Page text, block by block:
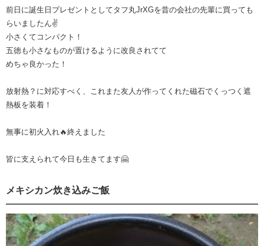
前日に誕生日プレゼントとしてタフ丸JrXGを昔の会社の先輩に買っても
らいましたん✌️
小さくてコンパクト！
五徳も小さなものが置けるように改良されてて
めちゃ良かった！
放射熱？に対応すべく、これまた友人が作ってくれた磁石でくっつく遮
熱板を装着！
無事に初火入れ🔥終えました
皆に支えられて今日も生きてます🤗
メキシカン炊き込みご飯